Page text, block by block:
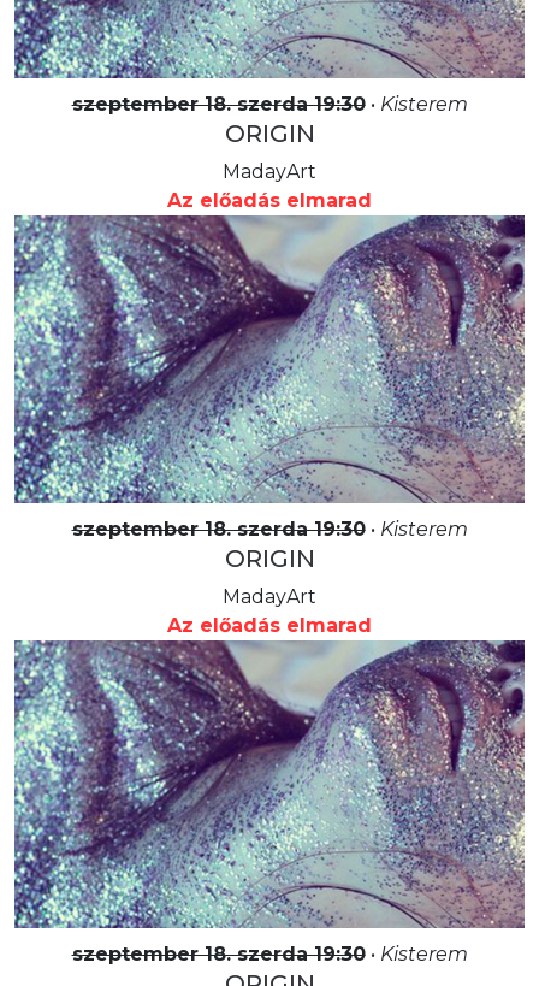
szeptember 18. szerda 19:30• Kisterem
ORIGIN
MadayArt
Az előadás elmarad
szeptember 18. szerda 19:30• Kisterem
ORIGIN
MadayArt
Az előadás elmarad
szeptember 18. szerda 19:30• Kisterem